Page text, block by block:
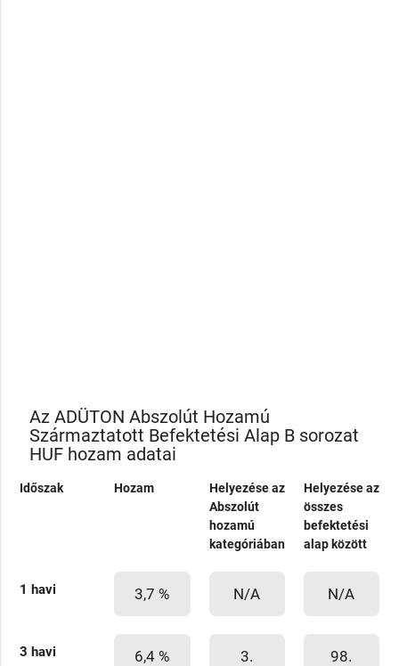
Az ADÜTON Abszolút Hozamú
Származtatott Befektetési Alap B sorozat
HUF hozam adatai
Időszak Hozam
Helyezése az
Abszolút
hozamú
kategóriában
Helyezése az
összes
befektetési
alap között
1 havi 3,7 % N/A N/A
3 havi 6,4 % 3. 98.